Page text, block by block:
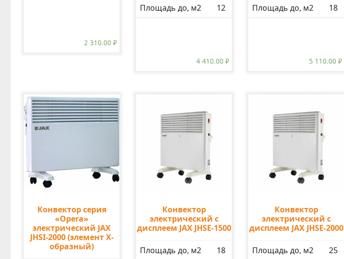
2 310.00₽
Площадь до, м2 12
4 410.00₽
Площадь до, м2 18
5 110.00 ₽
Конвектор серия
«Opera»
электрический JAX
JHSI-2000 (элемент X-
образный)
Конвектор
электрический с
дисплеем JAX JHSE-1500
Площадь до, м2 18
Конвектор
электрический с
дисплеем JAX JHSE-2000
Площадь до, м2 25